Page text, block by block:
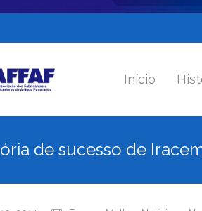
Início
de sucesso de